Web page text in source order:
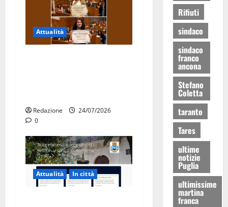
Attualità
Redazione
24/07/2026
0
Attualità In città
Rifiuti
sindaco
sindaco
franco
ancona
Stefano
Coletta
taranto
Tares
ultime
notizie
Puglia
ultimissime
martina
franca